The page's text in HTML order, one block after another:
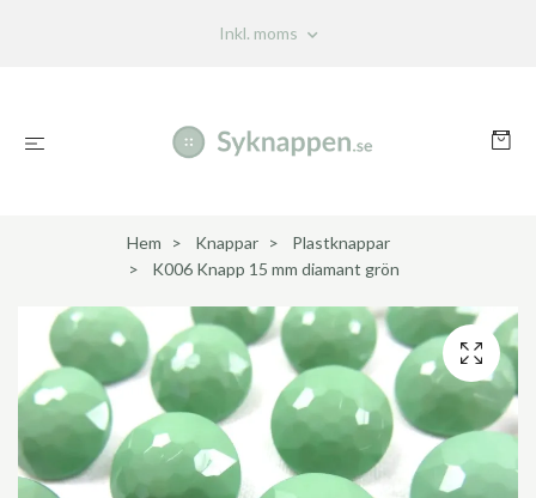
Inkl. moms
Hem Knappar
Plastknappar
K006 Knapp 15 mm diamant grön